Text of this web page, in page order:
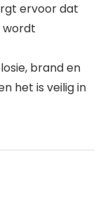
ervoor dat
wordt
brand en
het is veilig in